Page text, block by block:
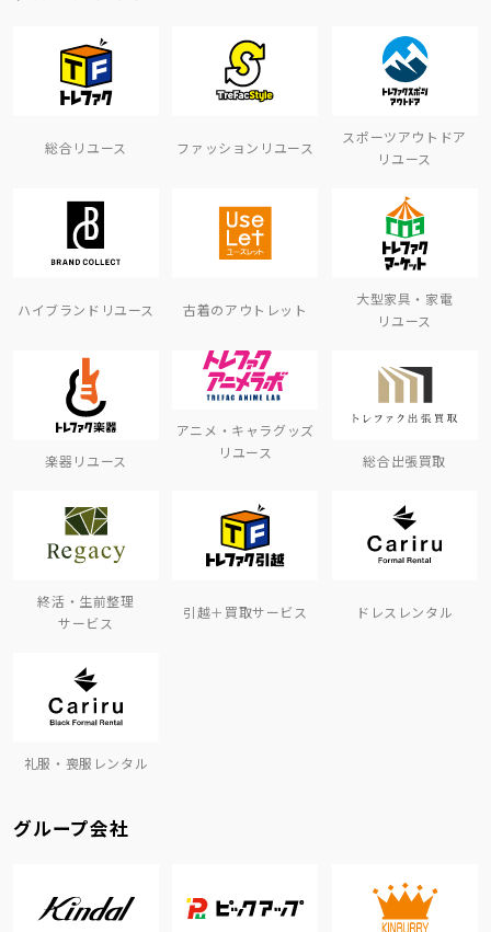
総合リユース ファッションリユース
スポーツアウトドア
リユース
ハイブランドリユース 古着のアウトレット
大型家具・家電
リユース
楽器リユース
アニメ・キャラグッズ
リユース
総合出張買取
終活・生前整理
サービス
引越＋買取サービス ドレスレンタル
礼服・喪服レンタル
グループ会社